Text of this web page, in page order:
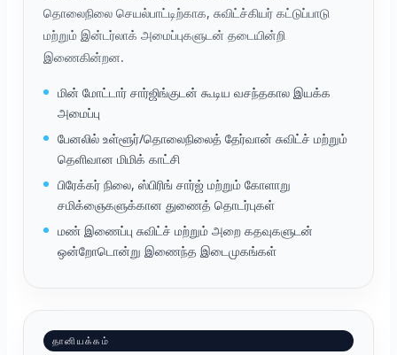
தொலைநிலை செயல்பாட்டிற்காக, சுவிட்ச்கியர் கட்டுப்பாடு
மற்றும் இன்டர்லாக் அமைப்புகளுடன் தடையின்றி
இணைகின்றன.
மின் மோட்டார் சார்ஜிங்குடன் கூடிய வசந்தகால இயக்க
அமைப்பு
பேனலில் உள்ளூர்/தொலைநிலைத் தேர்வான் சுவிட்ச் மற்றும்
தெளிவான மிமிக் காட்சி
பிரேக்கர் நிலை, ஸ்பிரிங் சார்ஜ் மற்றும் கோளாறு
சமிக்ஞைகளுக்கான துணைத் தொடர்புகள்
மண் இணைப்பு சுவிட்ச் மற்றும் அறை கதவுகளுடன்
ஒன்றோடொன்று இணைந்த இடைமுகங்கள்
தானியக்கம்